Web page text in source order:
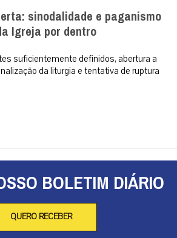
sinodalidade e paganismo
Igreja por dentro
suficientemente definidos, abertura a
da liturgia e tentativa de ruptura
BOLETIM DIÁRIO
QUERO RECEBER